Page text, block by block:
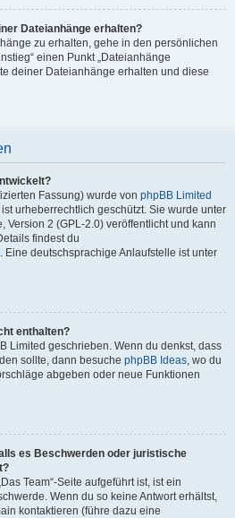
Dateianhänge erhalten?
zu erhalten, gehe in den persönlichen
einen Punkt „Dateianhänge
deiner Dateianhänge erhalten und diese
Fassung) wurde von phpBB Limited
urheberrechtlich geschützt. Sie wurde unter
Version 2 (GPL-2.0) veröffentlicht und kann
findest du
. Eine deutschsprachige Anlaufstelle ist unter
enthalten?
Limited geschrieben. Wenn du denkst, dass
sollte, dann besuche phpBB Ideas, wo du
abgeben oder neue Funktionen
es Beschwerden oder juristische
Team“-Seite aufgeführt ist, ist ein
Wenn du so keine Antwort erhältst,
kontaktieren (führe dazu eine